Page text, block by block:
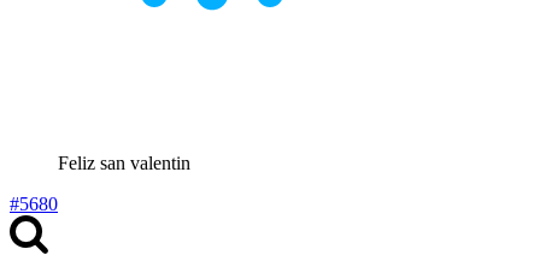
Feliz san valentin
#5680